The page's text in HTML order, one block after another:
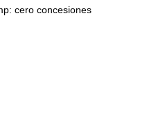
cero concesiones